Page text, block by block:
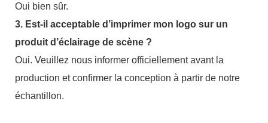
Oui bien sûr.
3. Est-il acceptable d’imprimer mon logo sur un
produit d’éclairage de scène ?
Oui. Veuillez nous informer officiellement avant la
production et confirmer la conception à partir de notre
échantillon.